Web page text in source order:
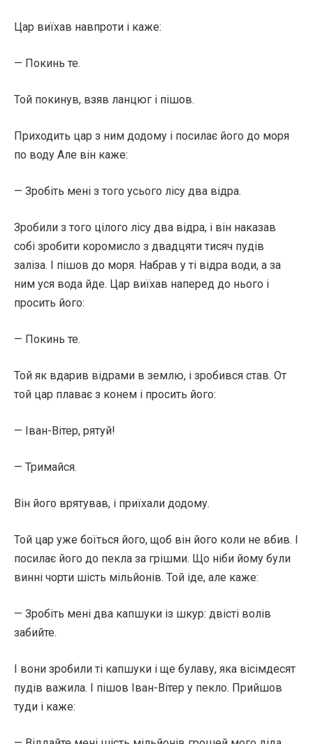
Цар виїхав навпроти і каже:
— Покинь те.
Той покинув, взяв ланцюг і пішов.
Приходить цар з ним додому і посилає його до моря
по воду Але він каже:
— Зробіть мені з того усього лісу два відра.
Зробили з того цілого лісу два відра, і він наказав
собі зробити коромисло з двадцяти тисяч пудів
заліза. І пішов до моря. Набрав у ті відра води, а за
ним уся вода йде. Цар виїхав наперед до нього і
просить його:
— Покинь те.
Той як вдарив відрами в землю, і зробився став. От
той цар плаває з конем і просить його:
— Іван-Вітер, рятуй!
— Тримайся.
Він його врятував, і приїхали додому.
Той цар уже боїться його, щоб він його коли не вбив. І
посилає його до пекла за грішми. Що ніби йому були
винні чорти шість мільйонів. Той іде, але каже:
— Зробіть мені два капшуки із шкур: двісті волів
забийте.
І вони зробили ті капшуки і ще булаву, яка вісімдесят
пудів важила. І пішов Іван-Вітер у пекло. Прийшов
туди і каже: